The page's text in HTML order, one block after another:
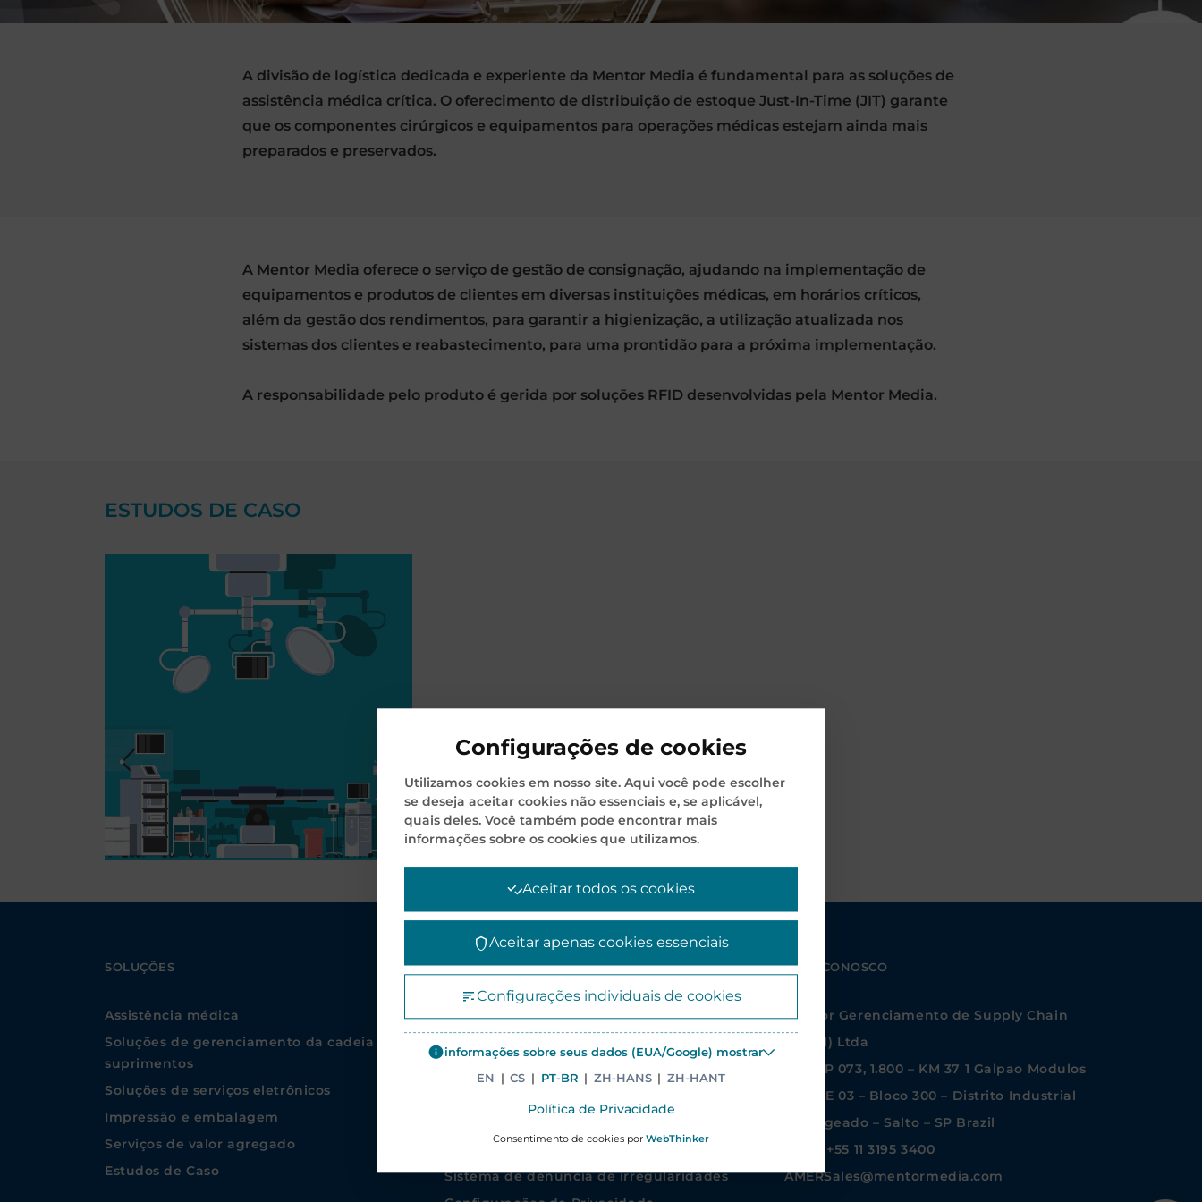
A divisão de logística dedicada e experiente da Mentor Media é fundamental para as soluções de
assistência médica crítica. O oferecimento de distribuição de estoque Just-In-Time (JIT) garante
que os componentes cirúrgicos e equipamentos para operações médicas estejam ainda mais
preparados e preservados.
A Mentor Media oferece o serviço de gestão de consignação, ajudando na implementação de
equipamentos e produtos de clientes em diversas instituições médicas, em horários críticos,
além da gestão dos rendimentos, para garantir a higienização, a utilização atualizada nos
sistemas dos clientes e reabastecimento, para uma prontidão para a próxima implementação.
A responsabilidade pelo produto é gerida por soluções RFID desenvolvidas pela Mentor Media.
ESTUDOS DE CASO
SOLUÇÕES
Assistência médica
Soluções de gerenciamento da cadeia de
suprimentos
Soluções de serviços eletrônicos
Impressão e embalagem
Serviços de valor agregado
Estudos de Caso
INFORMAÇÕES SOBRE A EMPRESA
Notícias
Sistema de denúncia de irregularidades
FALE CONOSCO
Mentor Gerenciamento de Supply Chain
(Brasil) Ltda
Rod SP 073, 1.800 – KM 37 1 Galpao Modulos
01, 02 E 03 – Bloco 300 – Distrito Industrial
Do Lageado – Salto – SP Brazil
Fone: +55 11 3195 3400
AMERSales@mentormedia.com
Configurações de cookies
Utilizamos cookies em nosso site. Aqui você pode escolher
se deseja aceitar cookies não essenciais e, se aplicável,
quais deles. Você também pode encontrar mais
informações sobre os cookies que utilizamos.
Aceitar todos os cookies
Aceitar apenas cookies essenciais
Configurações individuais de cookies
informações sobre seus dados (EUA/Google) mostrar
EN | CS | PT-BR | ZH-HANS | ZH-HANT
Política de Privacidade
Consentimento de cookies por WebThinker